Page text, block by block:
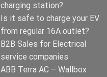
charging station?
Is it safe to charge your EV
from regular 16A outlet?
B2B Sales for Electrical
service companies
ABB Terra AC – Wallbox